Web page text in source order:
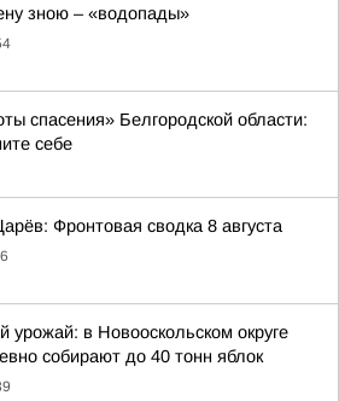
зною – «водопады»
спасения» Белгородской области:
себе
Фронтовая сводка 8 августа
урожай: в Новооскольском округе
собирают до 40 тонн яблок